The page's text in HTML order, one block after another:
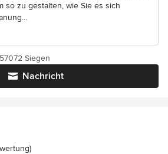
so zu gestalten, wie Sie es sich
Nachricht
Siegen
5 von 5 Sternen